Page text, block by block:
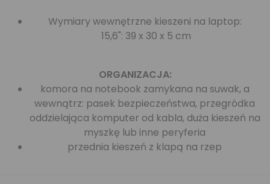
Wymiary wewnętrzne kieszeni na laptop:
15,6": 39 x 30 x 5 cm
ORGANIZACJA:
komora na notebook zamykana na suwak, a
wewnątrz: pasek bezpieczeństwa, przegródka
oddzielająca komputer od kabla, duża kieszeń na
myszkę lub inne peryferia
przednia kieszeń z klapą na rzep